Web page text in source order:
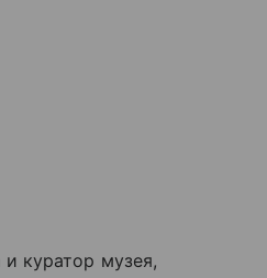
и куратор музея,